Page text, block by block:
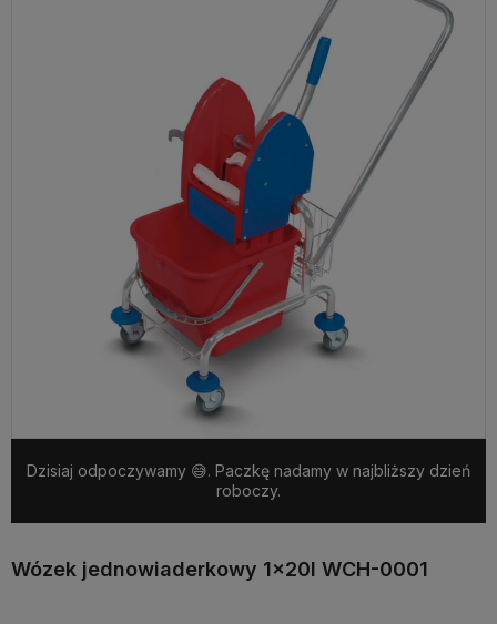
Dzisiaj odpoczywamy 😅. Paczkę nadamy w najbliższy dzień
roboczy.
Wózek jednowiaderkowy 1x20l WCH-0001